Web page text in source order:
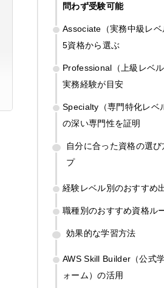
問わず受験可能
Associate（実務中級レベ
5資格から選ぶ
Professional（上級レベ
実務経験が目安
Specialty（専門特化レベ
の深い専門性を証明
自分に合った資格の選
プ
経験レベル別のおすすめ
職種別のおすすめ資格ル
効果的な学習方法
AWS Skill Builder（公式
ォーム）の活用